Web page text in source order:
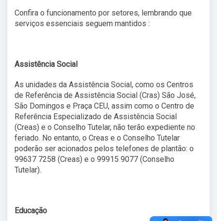
Confira o funcionamento por setores, lembrando que
serviços essenciais seguem mantidos :
Assistência Social
As unidades da Assistência Social, como os Centros
de Referência de Assistência Social (Cras) São José,
São Domingos e Praça CEU, assim como o Centro de
Referência Especializado de Assistência Social
(Creas) e o Conselho Tutelar, não terão expediente no
feriado. No entanto, o Creas e o Conselho Tutelar
poderão ser acionados pelos telefones de plantão: o
99637 7258 (Creas) e o 99915 9077 (Conselho
Tutelar).
Educação